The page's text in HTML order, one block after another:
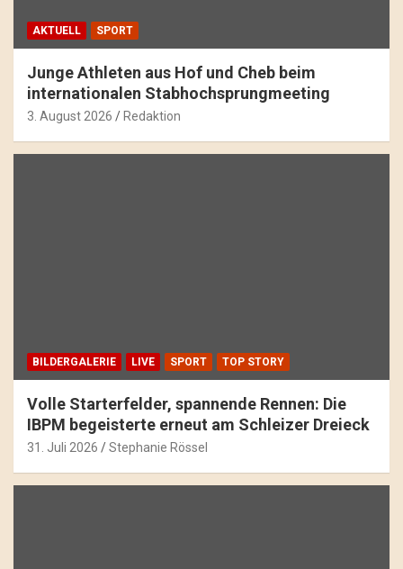
AKTUELL SPORT
Junge Athleten aus Hof und Cheb beim
internationalen Stabhochsprungmeeting
3. August 2026 Redaktion
BILDERGALERIE LIVE SPORT TOP STORY
Volle Starterfelder, spannende Rennen: Die
IBPM begeisterte erneut am Schleizer Dreieck
31. Juli 2026 Stephanie Rössel